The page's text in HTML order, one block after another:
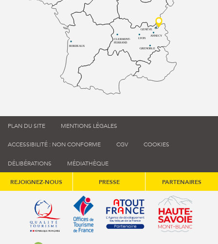
BORDEAUX
CLERMONT-
FERRAND
LYON
ANNECY
GRENOBLE
GENÈVE
PLAN DU SITE MENTIONS LÉGALES
ACCESSIBILITÉ : NON CONFORME CGV COOKIES
DÉLIBÉRATIONS MÉDIATHÈQUE
REJOIGNEZ-NOUS PRESSE PARTENAIRES
Qualité tourisme (s'ouvre dans une nouvelle fenêtre)
Office de tourisme de France (s'ouvre
Atout France (s'ouvre dans